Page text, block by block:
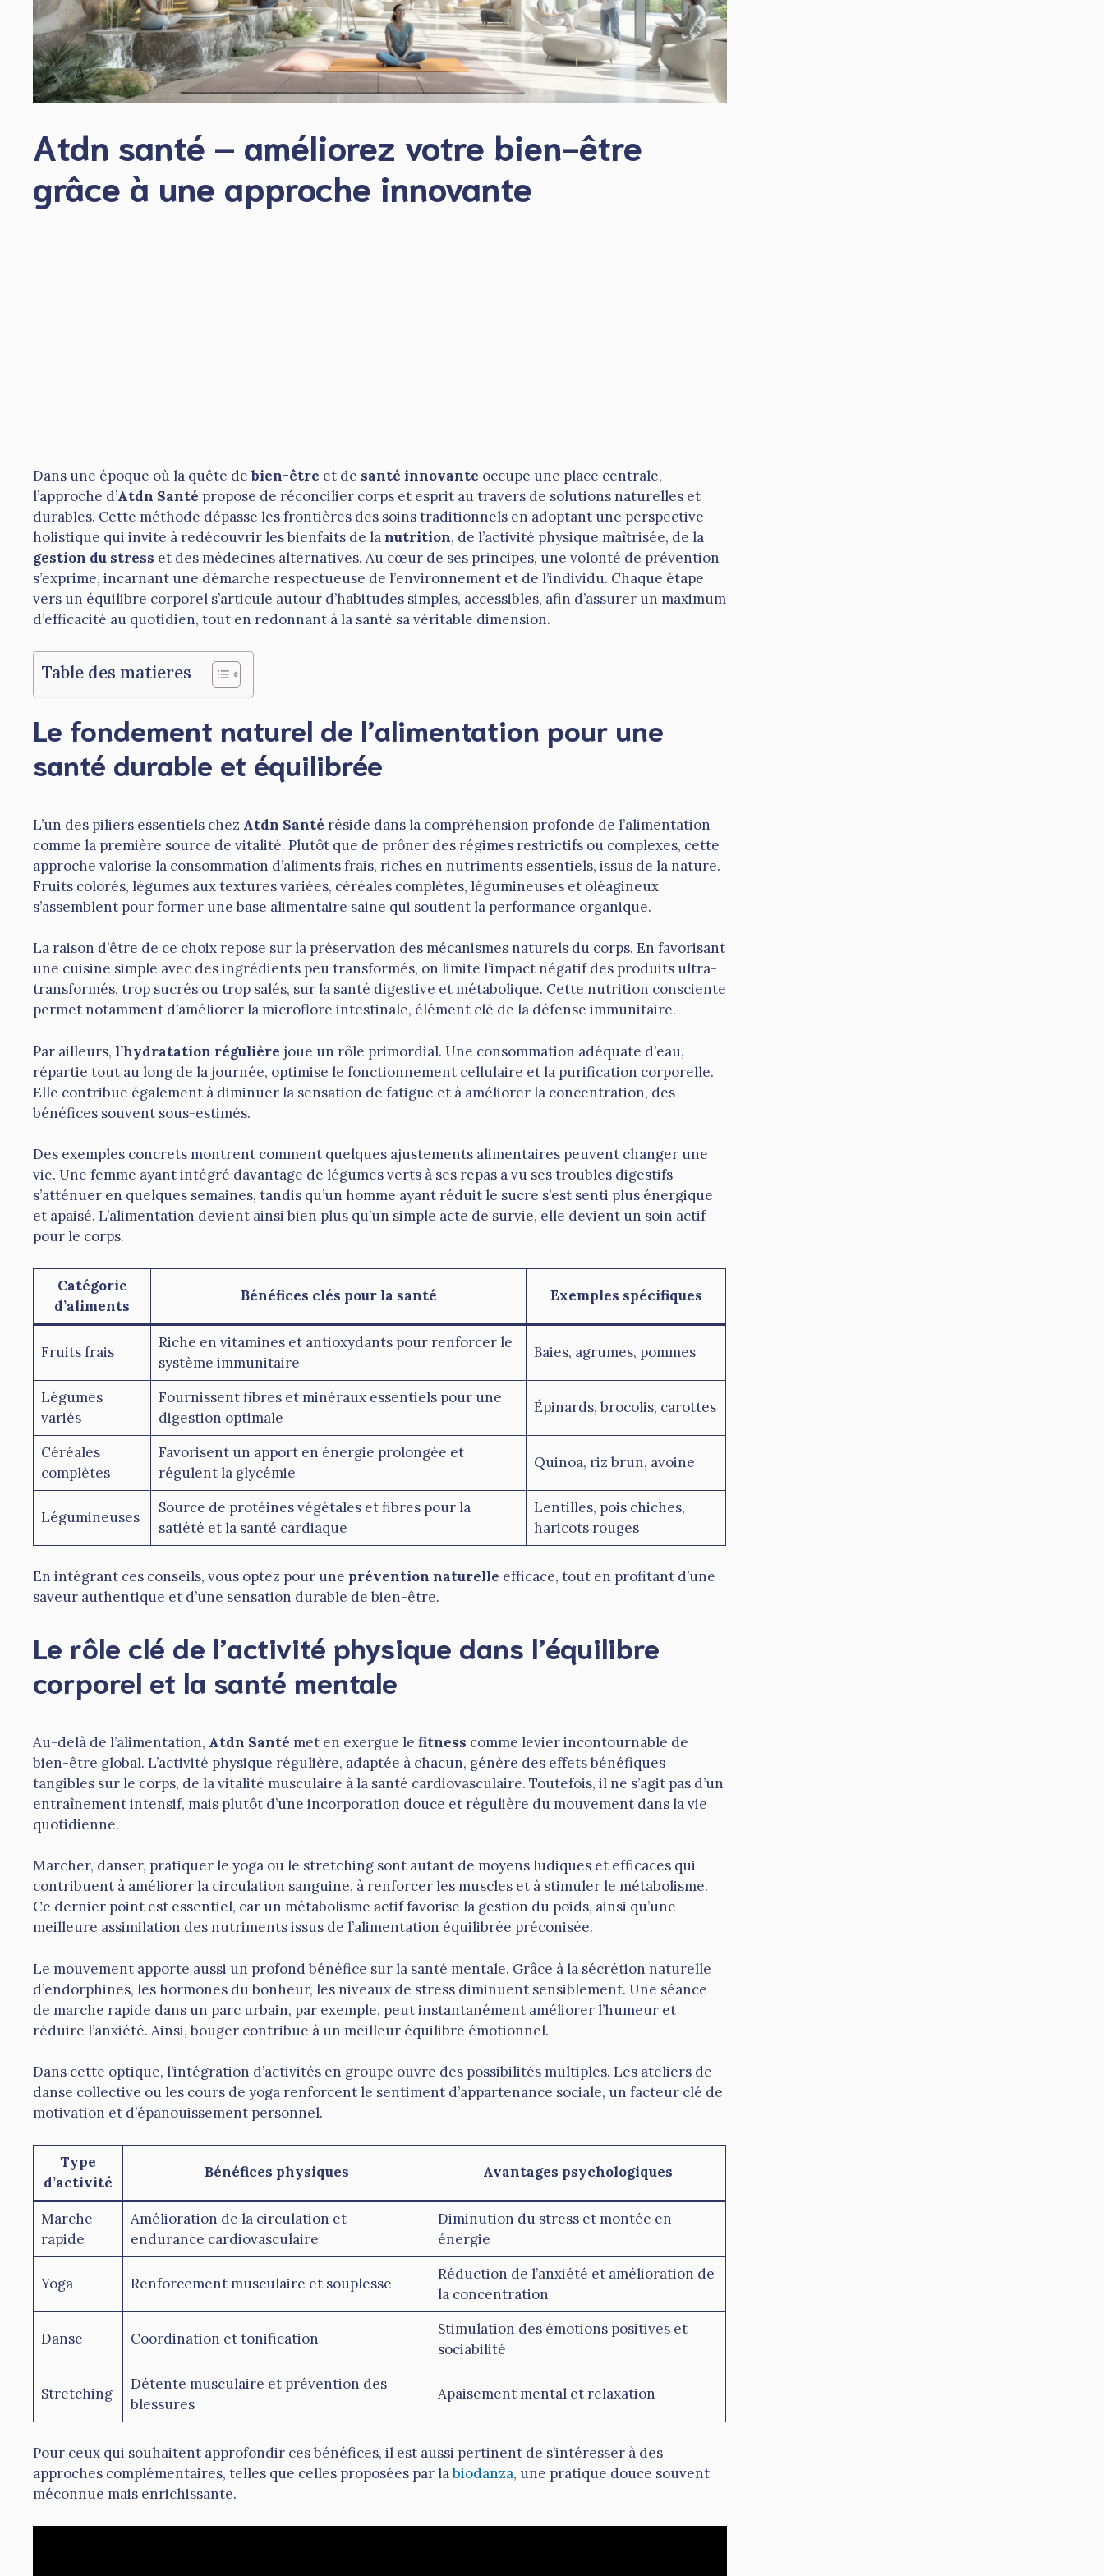
Atdn santé – améliorez votre bien-être
grâce à une approche innovante
Dans une époque où la quête debien-être et de santé innovante occupe une place centrale,
l’approche d’Atdn Santé propose de réconcilier corps et esprit au travers de solutions naturelles et
durables. Cette méthode dépasse les frontières des soins traditionnels en adoptant une perspective
holistique qui invite à redécouvrir les bienfaits de lanutrition, de l’activité physique maîtrisée, de la
gestion du stress et des médecines alternatives. Au cœur de ses principes, une volonté de prévention
s’exprime, incarnant une démarche respectueuse de l’environnement et de l’individu. Chaque étape
vers un équilibre corporel s’articule autour d’habitudes simples, accessibles, afin d’assurer un maximum
d’efficacité au quotidien, tout en redonnant à la santé sa véritable dimension.
Table des matieres
Le fondement naturel de l’alimentation pour une
santé durable et équilibrée
L’un des piliers essentiels chez Atdn Santé réside dans la compréhension profonde de l’alimentation
comme la première source de vitalité. Plutôt que de prôner des régimes restrictifs ou complexes, cette
approche valorise la consommation d’aliments frais, riches en nutriments essentiels, issus de la nature.
Fruits colorés, légumes aux textures variées, céréales complètes, légumineuses et oléagineux
s’assemblent pour former une base alimentaire saine qui soutient la performance organique.
La raison d’être de ce choix repose sur la préservation des mécanismes naturels du corps. En favorisant
une cuisine simple avec des ingrédients peu transformés, on limite l’impact négatif des produits ultra-
transformés, trop sucrés ou trop salés, sur la santé digestive et métabolique. Cette nutrition consciente
permet notamment d’améliorer la microflore intestinale, élément clé de la défense immunitaire.
Par ailleurs, l’hydratation régulière joue un rôle primordial. Une consommation adéquate d’eau,
répartie tout au long de la journée, optimise le fonctionnement cellulaire et la purification corporelle.
Elle contribue également à diminuer la sensation de fatigue et à améliorer la concentration, des
bénéfices souvent sous-estimés.
Des exemples concrets montrent comment quelques ajustements alimentaires peuvent changer une
vie. Une femme ayant intégré davantage de légumes verts à ses repas a vu ses troubles digestifs
s’atténuer en quelques semaines, tandis qu’un homme ayant réduit le sucre s’est senti plus énergique
et apaisé. L’alimentation devient ainsi bien plus qu’un simple acte de survie, elle devient un soin actif
pour le corps.
Catégorie
d’aliments
Bénéfices clés pour la santé Exemples spécifiques
Fruits frais
Riche en vitamines et antioxydants pour renforcer le
système immunitaire
Baies, agrumes, pommes
Légumes
variés
Fournissent fibres et minéraux essentiels pour une
digestion optimale
Épinards, brocolis, carottes
Céréales
complètes
Favorisent un apport en énergie prolongée et
régulent la glycémie
Quinoa, riz brun, avoine
Légumineuses
Source de protéines végétales et fibres pour la
satiété et la santé cardiaque
Lentilles, pois chiches,
haricots rouges
En intégrant ces conseils, vous optez pour une prévention naturelle efficace, tout en profitant d’une
saveur authentique et d’une sensation durable de bien-être.
Le rôle clé de l’activité physique dans l’équilibre
corporel et la santé mentale
Au-delà de l’alimentation, Atdn Santé met en exergue le fitness comme levier incontournable de
bien-être global. L’activité physique régulière, adaptée à chacun, génère des effets bénéfiques
tangibles sur le corps, de la vitalité musculaire à la santé cardiovasculaire. Toutefois, il ne s’agit pas d’un
entraînement intensif, mais plutôt d’une incorporation douce et régulière du mouvement dans la vie
quotidienne.
Marcher, danser, pratiquer le yoga ou le stretching sont autant de moyens ludiques et efficaces qui
contribuent à améliorer la circulation sanguine, à renforcer les muscles et à stimuler le métabolisme.
Ce dernier point est essentiel, car un métabolisme actif favorise la gestion du poids, ainsi qu’une
meilleure assimilation des nutriments issus de l’alimentation équilibrée préconisée.
Le mouvement apporte aussi un profond bénéfice sur la santé mentale. Grâce à la sécrétion naturelle
d’endorphines, les hormones du bonheur, les niveaux de stress diminuent sensiblement. Une séance
de marche rapide dans un parc urbain, par exemple, peut instantanément améliorer l’humeur et
réduire l’anxiété. Ainsi, bouger contribue à un meilleur équilibre émotionnel.
Dans cette optique, l’intégration d’activités en groupe ouvre des possibilités multiples. Les ateliers de
danse collective ou les cours de yoga renforcent le sentiment d’appartenance sociale, un facteur clé de
motivation et d’épanouissement personnel.
Type
d’activité
Bénéfices physiques Avantages psychologiques
Marche
rapide
Amélioration de la circulation et
endurance cardiovasculaire
Diminution du stress et montée en
énergie
Yoga Renforcement musculaire et souplesse
Réduction de l’anxiété et amélioration de
la concentration
Danse Coordination et tonification
Stimulation des émotions positives et
sociabilité
Stretching
Détente musculaire et prévention des
blessures
Apaisement mental et relaxation
Pour ceux qui souhaitent approfondir ces bénéfices, il est aussi pertinent de s’intéresser à des
approches complémentaires, telles que celles proposées par labiodanza, une pratique douce souvent
méconnue mais enrichissante.